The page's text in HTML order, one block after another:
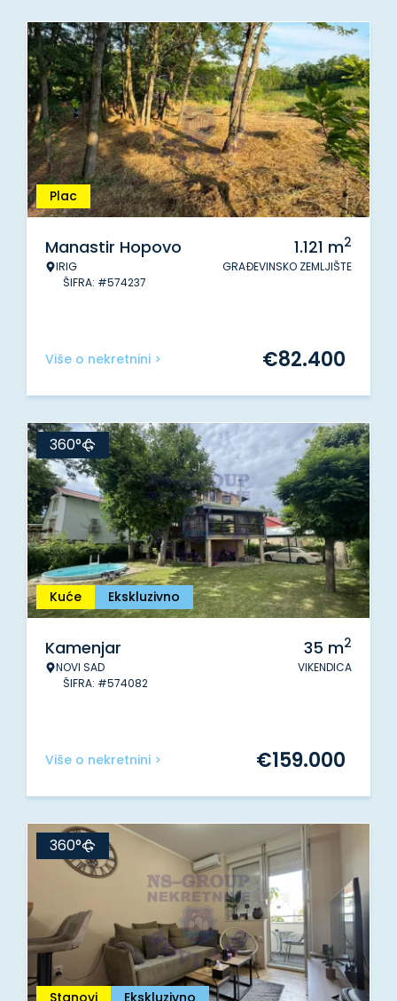
Plac
Manastir Hopovo
IRIG
ŠIFRA: #574237
1.121 m2
GRAĐEVINSKO ZEMLJIŠTE
Više o nekretnini > €82.400
Kuće Ekskluzivno
360°
Kamenjar
NOVI SAD
ŠIFRA: #574082
35 m2
VIKENDICA
Više o nekretnini > €159.000
Stanovi Ekskluzivno
360°